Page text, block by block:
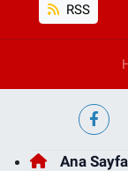
RSS
Ana Sayfa